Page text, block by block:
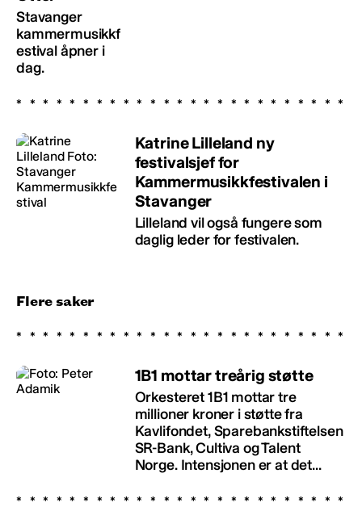
Stavanger
kammermusikkf
estival åpner i
dag.
Katrine Lilleland ny
festivalsjef for
Kammermusikkfestivalen i
Stavanger
Lilleland vil også fungere som
daglig leder for festivalen.
Flere saker
1B1 mottar treårig støtte
Orkesteret 1B1 mottar tre
millioner kroner i støtte fra
Kavlifondet, Sparebankstiftelsen
SR-Bank, Cultiva og Talent
Norge. Intensjonen er at det...